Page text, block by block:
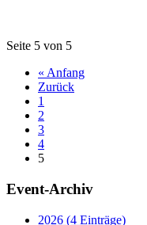
Seite 5 von 5
« Anfang
Zurück
1
2
3
4
5
Event-Archiv
2026 (4 Einträge)